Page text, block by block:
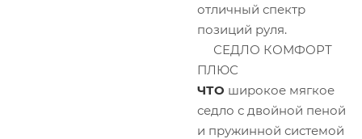
отличный спектр
позиций руля.
СЕДЛО КОМФОРТ
ПЛЮС
ЧТО широкое мягкое
седло с двойной пеной
и пружинной системой